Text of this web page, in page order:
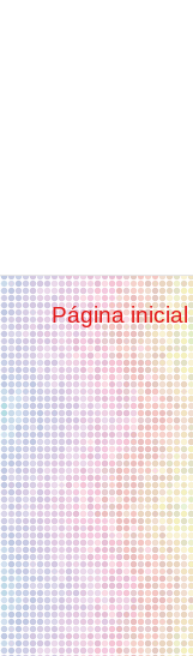
Página inicial